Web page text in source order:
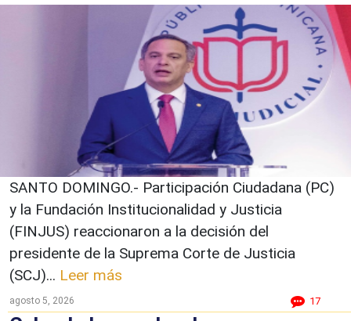
SANTO DOMINGO.- Participación Ciudadana (PC)
y la Fundación Institucionalidad y Justicia
(FINJUS) reaccionaron a la decisión del
presidente de la Suprema Corte de Justicia
(SCJ)... Leer más
agosto 5, 2026 17